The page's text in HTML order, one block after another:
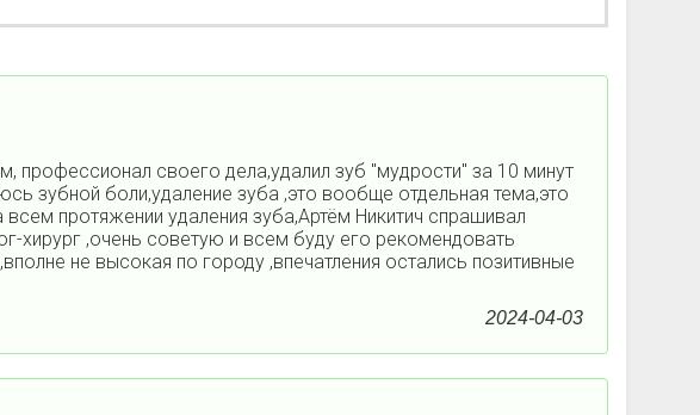
профессионал своего дела,удалил зуб "мудрости" за 10 минут
зубной боли,удаление зуба ,это вообще отдельная тема,это
протяжении удаления зуба,Артём Никитич спрашивал
хирург ,очень советую и всем буду его рекомендовать
не высокая по городу ,впечатления остались позитивные
2024-04-03